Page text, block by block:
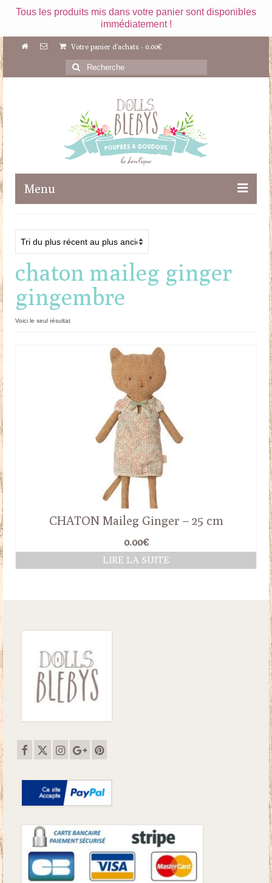
Tous les produits mis dans votre panier sont disponibles
immédiatement !
Votre panier d'achats - 0.00€
Rechercher
:
Menu
Maileg
Poupées
Doudous
Mobilier & Accessoires
chaton maileg ginger
gingembre
Voici le seul résultat
CHATON Maileg Ginger – 25 cm
0.00€
LIRE LA SUITE